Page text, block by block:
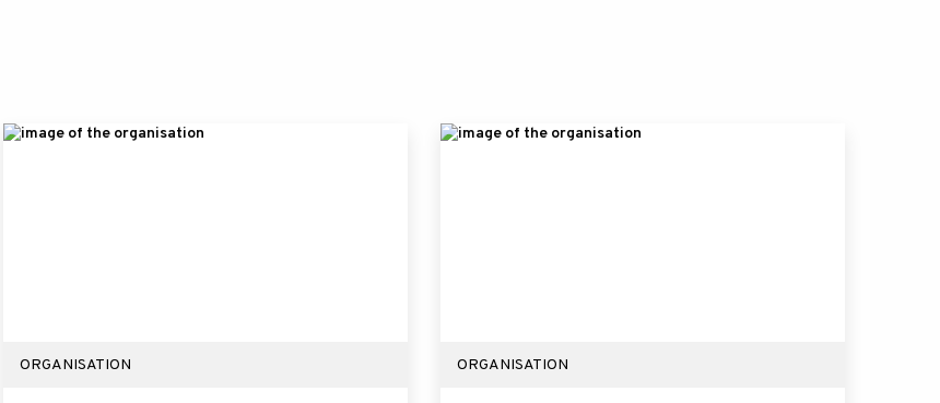
ORGANISATION ORGANISATION